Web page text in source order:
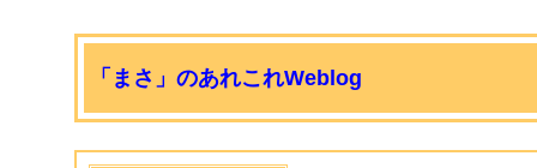
「まさ」のあれこれWeblog